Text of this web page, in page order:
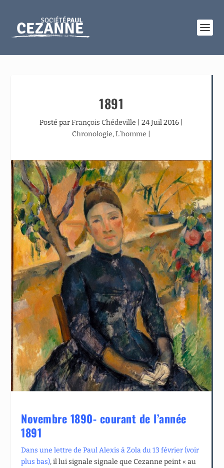
1891
Posté parFrançois Chédeville 24 Juil 2016
Chronologie,L’homme
Novembre 1890- courant de l’année
1891
Dans une lettre de Paul Alexis à Zola du 13 février (voir
plus bas), il lui signale signale que Cezanne peint « au